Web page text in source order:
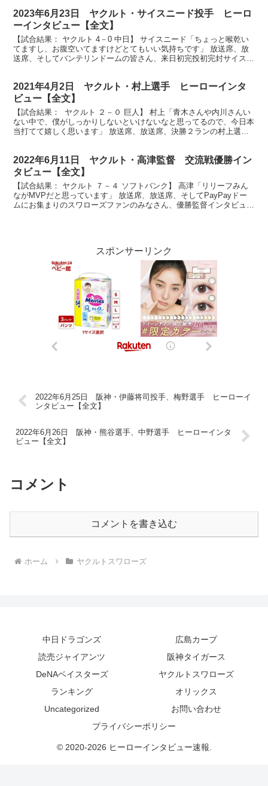
2023年6月23日 ヤクルト・サイスニード投手 ヒーロ
ーインタビュー【全文】
【試合結果： ヤクルト 4－0 中日】 サイスニード「ちょっと喉乾い
てますし、お腹空いてますけどとてもいい気持ちです」 放送席、放
送席、そしてバンテリンドームの皆さん、来日初完投初完封サイスニ
2021年4月2日 ヤクルト・村上選手 ヒーローインタ
ビュー【全文】
【試合結果： ヤクルト ２－０ 巨人】 村上「青木さんや内川さんい
ない中で、僕がしっかりしないといけないなと思ってるので、今日本
当打てて嬉しく思います」 放送席、放送席、決勝２ランの村上選手
2022年6月11日 ヤクルト・高津監督 交流戦優勝イン
タビュー【全文】
【試合結果： ヤクルト ７－４ ソフトバンク】 高津「リリーフみん
ながMVPだと思っています」 放送席、放送席、そしてPayPayドー
ムにお集まりのスワローズファンのみなさん、優勝監督インタビュー
スポンサーリンク
2022年6月25日 阪神・伊藤将司投手、梅野選手 ヒーローイ
ンタビュー【全文】
2022年6月26日 阪神・熊谷選手、中野選手 ヒーローインタ
ビュー【全文】
コメント
コメントを書き込む
ホーム ヤクルトスワローズ
中日ドラゴンズ
広島カープ
読売ジャイアンツ
阪神タイガース
DeNAベイスターズ
ヤクルトスワローズ
ランキング
オリックス
Uncategorized
お問い合わせ
プライバシーポリシー
© 2020-2026 ヒーローインタビュー速報.